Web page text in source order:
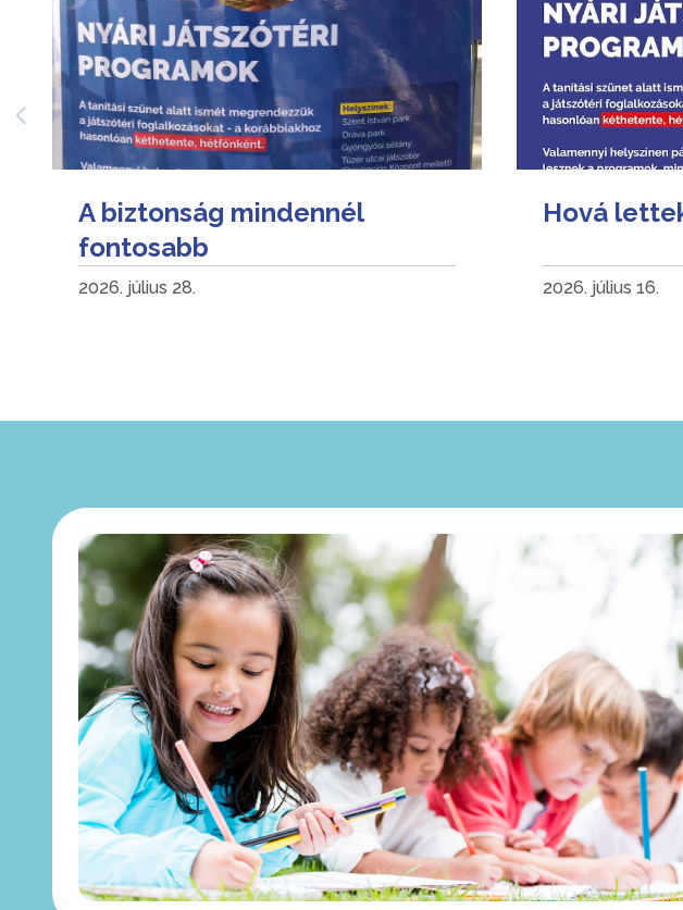
A biztonság mindennél
fontosabb
2026. július 28.
Hová
2026. július 16.